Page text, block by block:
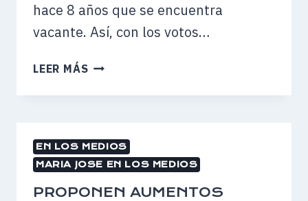
EN
LAS
BANCOS”
hace 8 años que se encuentra
vacante. Así, con los votos…
LEER MÁS LOS
PARA
DEL
PUEBLO
EN LOS MEDIOS
MARIA JOSE EN LOS MEDIOS
PROPONEN AUMENTOS